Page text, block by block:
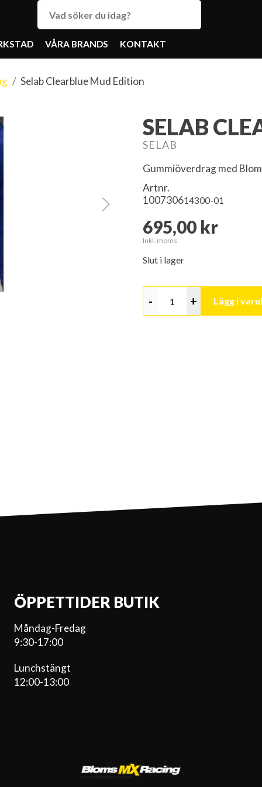
VÅRA BRANDS KONTAKT
Selab Clearblue Mud Edition
SELAB
SELAB
Gummiöverdrag med
Artnr.
100730614300-01
695,00 kr
Inkl. moms
Slut i lager
- + Lägg i
ÖPPETTIDER BUTIK
Måndag-Fredag
9:30-17:00
Lunchstängt
12:00-13:00